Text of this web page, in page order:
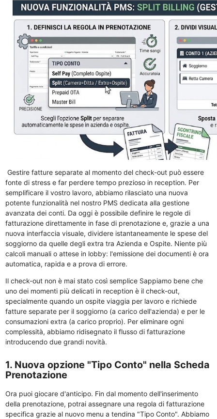
Gestire fatture separate al momento del check-out può essere
fonte di stress e far perdere tempo prezioso in reception. Per
semplificare il vostro lavoro, abbiamo rilasciato una nuova
potente funzionalità nel nostro PMS dedicata alla gestione
avanzata dei conti. Da oggi è possibile definire le regole di
fatturazione direttamente in fase di prenotazione e, grazie a una
nuova interfaccia visuale, dividere istantaneamente le spese del
soggiorno da quelle degli extra tra Azienda e Ospite. Niente più
calcoli manuali o attese in lobby: l'emissione dei documenti è ora
automatica, rapida e a prova di errore.
Il check-out non è mai stato così semplice Sappiamo bene che
uno dei momenti più delicati in reception è il check-out,
specialmente quando un ospite viaggia per lavoro e richiede
fatture separate per il soggiorno (a carico dell'azienda) e per le
consumazioni extra (a carico proprio). Per eliminare ogni
complessità, abbiamo ridisegnato il flusso di fatturazione
introducendo due grandi novità.
1. Nuova opzione "Tipo Conto" nella Scheda
Prenotazione
Ora puoi giocare d'anticipo. Fin dal momento dell'inserimento
della prenotazione, potrai assegnare una regola di fatturazione
specifica grazie al nuovo menu a tendina "Tipo Conto". Abbiamo